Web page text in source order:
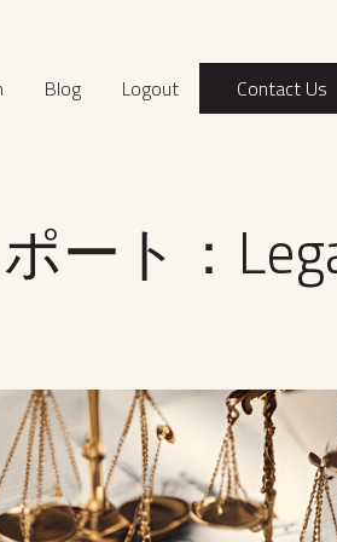
Blog Logout Contact Us
ート：